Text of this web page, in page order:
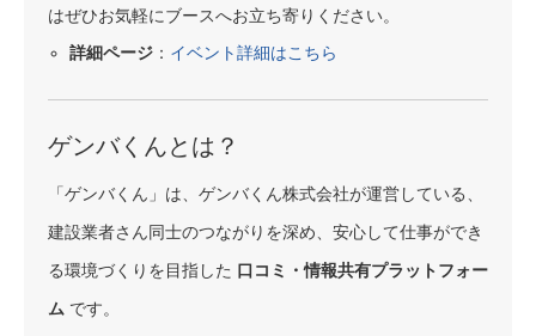
はぜひお気軽にブースへお立ち寄りください。
詳細ページ ： イベント詳細はこちら
ゲンバくんとは？
「ゲンバくん」は、ゲンバくん株式会社が運営している、
建設業者さん同士のつながりを深め、安心して仕事ができ
る環境づくりを目指した 口コミ・情報共有プラットフォー
ム です。